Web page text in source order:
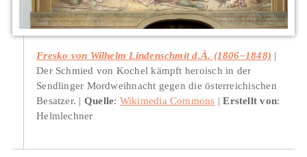
Fresko von Wilhelm Lindenschmit d.Ä. (1806–1848)
Der Schmied von Kochel kämpft heroisch in der
Sendlinger Mordweihnacht gegen die österreichischen
Besatzer.
Quelle: Wikimedia Commons Erstellt von:
Helmlechner